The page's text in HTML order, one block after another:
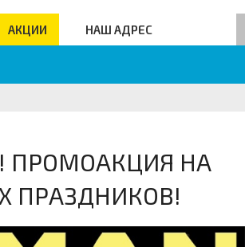
АКЦИИ НАШ АДРЕС
ПРОМОАКЦИЯ НА
ПРАЗДНИКОВ!